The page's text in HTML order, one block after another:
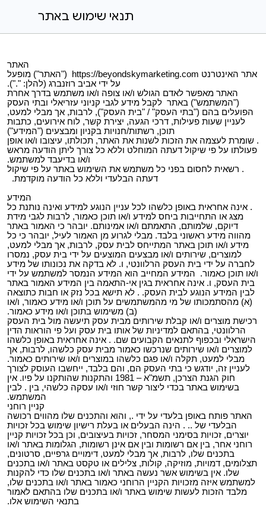
תנאי שימוש באתר
האתר
אתר האינטרנט https://beyondskymarketing.com ("האתר") מופעל
על ידי אביב רוזנברג (להלן: ".").
האתר מאפשר לאדם הגולש ו/או צופה ו/או משתמש בדרך אחרת
("המשתמש") באתר לקבל מידע לגבי קניוני עזריאלי ובתי העסק
הפועלים בהם ("בתי העסק" / "בית העסק"), לרבות, אך מבלי למעט,
לעניין שעות פעילות, דרכי הגעה, יצירת קשר, לוח אירועים, כתבות
תוכן, רשתות/חנויות בקניון ומבצעים ("המידע")
. שומרת לעצמה את הזכות לשנות את האתר, תכולתו, עיצובו ו/או אופן
פעולתו על פי שיקול דעתה המוחלט וללא כל צורך ליתן הודעה מראש
ו/או בדיעבד למשתמש.
. רשאית לחסום בפני כל משתמש את השימוש באתר על פי שיקול
דעתה הבלעדי וללא כל הודעה מוקדמת.
המידע
. אינה אחראית באופן כלשהו לכל עניין הנוגע למידע ואינה נותנת כל
מצג או התחייבות ביחס למידע ו/או תוכן כאמור, לרבות לגבי מידת
דיוקם, שלמותם, התאמתם ו/או אמינותם. יובהר כי האמור באתר
מהווה מידע ראשוני בלבד. מבלי לגרוע מן האמור לעיל, יובהר כי כל
מידע ו/או תוכן באתר המתייחס לבית עסק, לרבות, אך מבלי למעט,
למוצרים, שירותים ו/או מבצעים המוצעים על ידי בית עסק, נמסרו
לחברה על ידי בית העסק הרלוונטי, ו. לא בדקה את נכונותו של מידע
ו/או תוכן כאמור. המידע המחייב הוא המידע הנמסר למשתמש על ידי
בית העסק, ו. אינה אחראית בגין אי-התאמה בין המידע האמור באתר
לבין המידע הנוגע לבית העסק. . לא תישא בכל נזק או חבות כתוצאה
(א) מהסתמכותו של מי מהמשתמשים על תוכן ו/או מידע כאמור, ו/או
(ב) משימוש בתוכן ו/או מידע כאמור.
רכישת מוצרים ו/או קבלת שירותים מבית עסק תיעשה מול בית העסק
הרלוונטי, בהתאם למדיניות של אותו בית עסק ועל פי הוראות הדין
הישראלי ובכפוף לתנאים הקבועים שם. . אינה אחראית באופן כלשהו
למוצרים ו/או שירותים שנרכשו כאמור מבית עסק כלשהו, לרבות, אך
מבלי למעט, תקלה ו/או פגם כלשהו במוצרים ו/או שירותים כאמור.
לעניין זה, יודגש כי בתי העסק הם, והם בלבד, ייחשבו העוסק לצורך
חוק הגנת הצרכן, תשמ"א – 1981 והתקנות שהותקנו על פיו. אין
בשימוש באתר בכדי ליצור קשר חוזי ו/או עסקה כלשהי, בין . לבין
המשתמש.
קניין רוחני
האתר פותח באופן בלעדי על ידי ., והוא והתכנים שלו מהווים רכושה
הבלעדי של .. . הינה הבעלים או בעלת רישיון שימוש בכל זכויות
יוצרים, זכויות בסימני המסחר, זכויות בעיצובים, וכן בכל זכויות קניין
רוחני אחר, בין אם רשומות ובין אם אינן רשומות, הגלומות באתר ו/או
בתכנים שלו, לרבות, אך מבלי למעט, דימויים גרפיים, סרטונים,
תצלומים, דמויות, מוזיקה, קולות, צלילים או טקסט באתר ו/או בתכנים
שלו. אין בשימוש אשר נעשה באתר ו/או בתכנים שלו כדי להקנות
למשתמש איזה מזכויות הקניין הרוחני כאמור באתר ו/או בתכנים שלו,
מלבד הזכות לעשות שימוש באתר ו/או בתכנים שלו בהתאם לאמור
בתנאי השימוש אלו.